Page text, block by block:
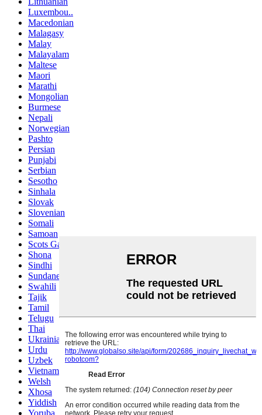
Luxembou..
Macedonian
Malagasy
Malay
Malayalam
Maltese
Maori
Marathi
Mongolian
Burmese
Nepali
Norwegian
Pashto
Persian
Punjabi
Serbian
Sesotho
Sinhala
Slovak
Slovenian
Somali
Samoan
Scots Gaelic
Shona
Sindhi
Sundanese
Swahili
Tajik
Tamil
Telugu
Thai
Ukrainian
Urdu
Uzbek
Vietnamese
Welsh
Xhosa
Yiddish
Yoruba